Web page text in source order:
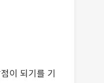
이 되기를 기